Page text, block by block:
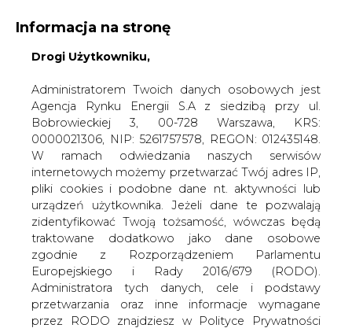
KONTAKT:
WYDAWCA PORTALU:
WYSOKI KONTRAST WIELKOŚĆ TEKSTU A A
ZALOGUJ SIĘ
Informacja na stronę
Drogi Użytkowniku,
Administratorem Twoich danych osobowych jest
Agencja Rynku Energii S.A z siedzibą przy ul.
Bobrowieckiej 3, 00-728 Warszawa, KRS:
0000021306, NIP: 5261757578, REGON: 012435148.
W ramach odwiedzania naszych serwisów
internetowych możemy przetwarzać Twój adres IP,
pliki cookies i podobne dane nt. aktywności lub
urządzeń użytkownika. Jeżeli dane te pozwalają
zidentyfikować Twoją tożsamość, wówczas będą
traktowane dodatkowo jako dane osobowe
zgodnie z Rozporządzeniem Parlamentu
Europejskiego i Rady 2016/679 (RODO).
Administratora tych danych, cele i podstawy
przetwarzania oraz inne informacje wymagane
przez RODO znajdziesz w Polityce Prywatności